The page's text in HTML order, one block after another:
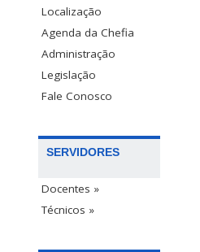
Localização
Agenda da Chefia
Administração
Legislação
Fale Conosco
SERVIDORES
Docentes »
Técnicos »